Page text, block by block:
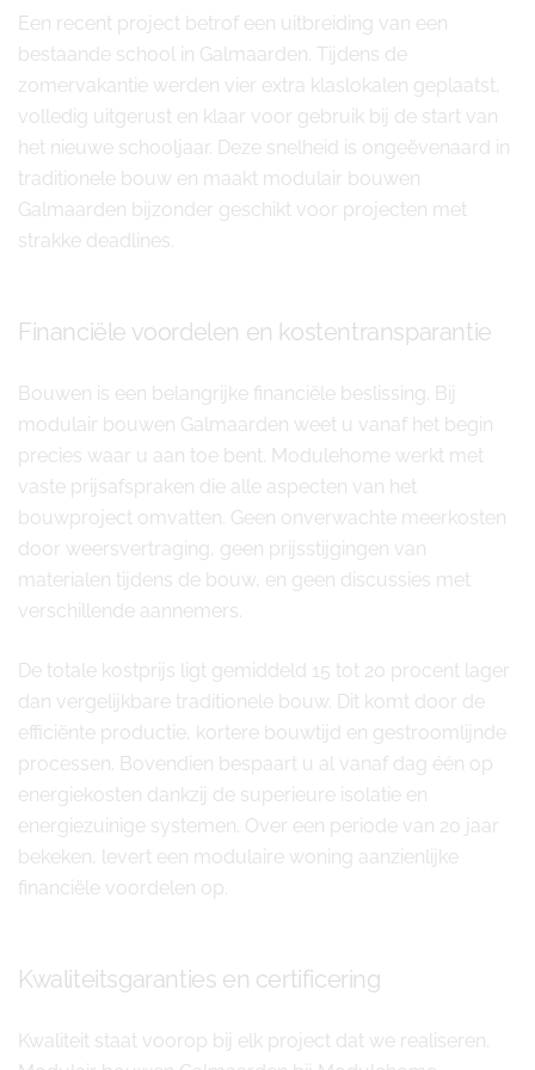
Een recent project betrof een uitbreiding van een
bestaande school in Galmaarden. Tijdens de
zomervakantie werden vier extra klaslokalen geplaatst,
volledig uitgerust en klaar voor gebruik bij de start van
het nieuwe schooljaar. Deze snelheid is ongeëvenaard in
traditionele bouw en maakt modulair bouwen
Galmaarden bijzonder geschikt voor projecten met
strakke deadlines.
Financiële voordelen en kostentransparantie
Bouwen is een belangrijke financiële beslissing. Bij
modulair bouwen Galmaarden weet u vanaf het begin
precies waar u aan toe bent. Modulehome werkt met
vaste prijsafspraken die alle aspecten van het
bouwproject omvatten. Geen onverwachte meerkosten
door weersvertraging, geen prijsstijgingen van
materialen tijdens de bouw, en geen discussies met
verschillende aannemers.
De totale kostprijs ligt gemiddeld 15 tot 20 procent lager
dan vergelijkbare traditionele bouw. Dit komt door de
efficiënte productie, kortere bouwtijd en gestroomlijnde
processen. Bovendien bespaart u al vanaf dag één op
energiekosten dankzij de superieure isolatie en
energiezuinige systemen. Over een periode van 20 jaar
bekeken, levert een modulaire woning aanzienlijke
financiële voordelen op.
Kwaliteitsgaranties en certificering
Kwaliteit staat voorop bij elk project dat we realiseren.